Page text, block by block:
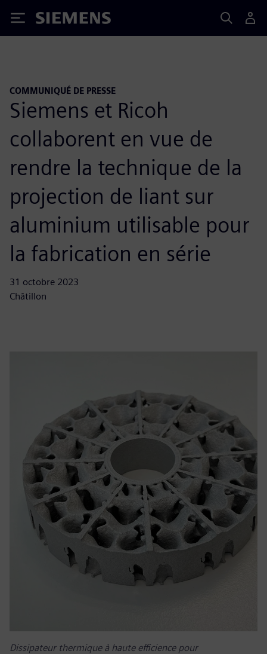
Siemens
COMMUNIQUÉ DE PRESSE
Siemens et Ricoh
collaborent en vue de
rendre la technique de la
projection de liant sur
aluminium utilisable pour
la fabrication en série
31 octobre 2023
Châtillon
Dissipateur thermique à haute efficience pour